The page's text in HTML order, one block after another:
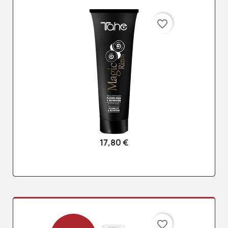
17,80 €
favorite_border
favorite_border